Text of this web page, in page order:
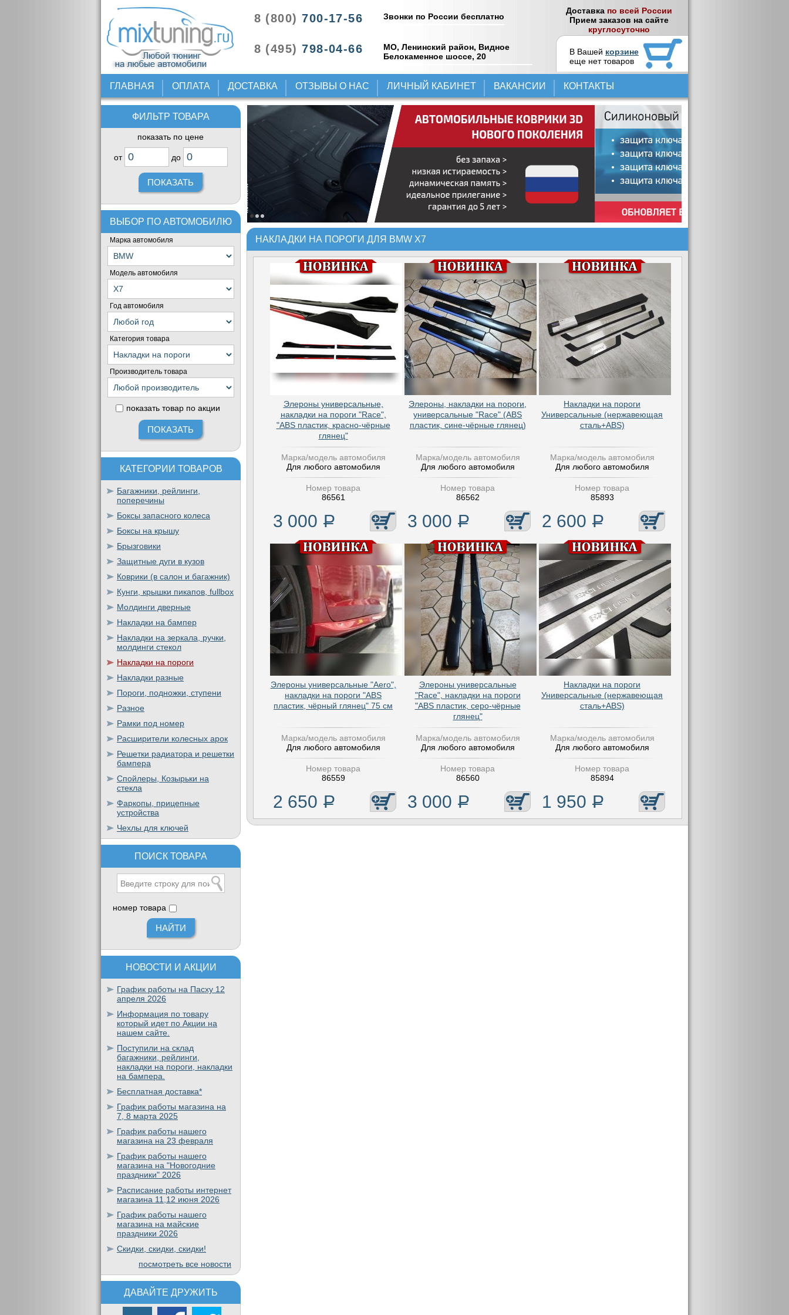
8 (800) 700-17-56
8 (495) 798-04-66
Звонки по России бесплатно
МО, Ленинский район, Видное
Белокаменное шоссе, 20
Доставка по всей России
Прием заказов на сайте
круглосуточно
В Вашей корзине
еще нет товаров
ГЛАВНАЯ ОПЛАТА ДОСТАВКА ОТЗЫВЫ О НАС ЛИЧНЫЙ КАБИНЕТ ВАКАНСИИ КОНТАКТЫ
ФИЛЬТР ТОВАРА
показать по цене
от до
ВЫБОР ПО АВТОМОБИЛЮ
Марка автомобиля
Модель автомобиля
Год автомобиля
Категория товара
Производитель товара
показать товар по акции
КАТЕГОРИИ ТОВАРОВ
Багажники, рейлинги,
поперечины
Боксы запасного колеса
Боксы на крышу
Брызговики
Защитные дуги в кузов
Коврики (в салон и багажник)
Кунги, крышки пикапов, fullbox
Молдинги дверные
Накладки на бампер
Накладки на зеркала, ручки,
молдинги стекол
Накладки на пороги
Накладки разные
Пороги, подножки, ступени
Разное
Рамки под номер
Расширители колесных арок
Решетки радиатора и решетки
бампера
Спойлеры, Козырьки на
стекла
Фаркопы, прицепные
устройства
Чехлы для ключей
ПОИСК ТОВАРА
номер товара
НОВОСТИ И АКЦИИ
График работы на Пасху 12
апреля 2026
Информация по товару
который идет по Акции на
нашем сайте.
Поступили на склад
багажники, рейлинги,
накладки на пороги, накладки
на бампера.
Бесплатная доставка*
График работы магазина на
7, 8 марта 2025
График работы нашего
магазина на 23 февраля
График работы нашего
магазина на "Новогодние
праздники" 2026
Расписание работы интернет
магазина 11,12 июня 2026
График работы нашего
магазина на майские
праздники 2026
Скидки, скидки, скидки!
посмотреть все новости
ДАВАЙТЕ ДРУЖИТЬ
НАКЛАДКИ НА ПОРОГИ ДЛЯ BMW X7
Элероны универсальные,
накладки на пороги "Race",
"ABS пластик, красно-чёрные
глянец"
Марка/модель автомобиля
Для любого автомобиля
Номер товара
86561
3 000 Р
Элероны, накладки на пороги,
универсальные "Race" (ABS
пластик, сине-чёрные глянец)
Марка/модель автомобиля
Для любого автомобиля
Номер товара
86562
3 000 Р
Накладки на пороги
Универсальные (нержавеющая
сталь+ABS)
Марка/модель автомобиля
Для любого автомобиля
Номер товара
85893
2 600 Р
Элероны универсальные "Aero",
накладки на пороги "ABS
пластик, чёрный глянец" 75 см
Марка/модель автомобиля
Для любого автомобиля
Номер товара
86559
2 650 Р
Элероны универсальные
"Race", накладки на пороги
"ABS пластик, серо-чёрные
глянец"
Марка/модель автомобиля
Для любого автомобиля
Номер товара
86560
3 000 Р
Накладки на пороги
Универсальные (нержавеющая
сталь+ABS)
Марка/модель автомобиля
Для любого автомобиля
Номер товара
85894
1 950 Р